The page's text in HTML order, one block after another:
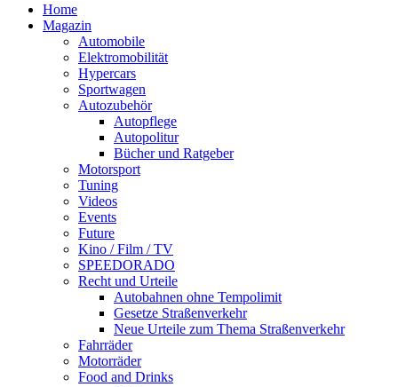
Home
Magazin
Automobile
Elektromobilität
Hypercars
Sportwagen
Autozubehör
Autopflege
Autopolitur
Bücher und Ratgeber
Motorsport
Tuning
Videos
Events
Future
Kino / Film / TV
SPEEDORADO
Recht und Urteile
Autobahnen ohne Tempolimit
Gesetze Straßenverkehr
Neue Urteile zum Thema Straßenverkehr
Fahrräder
Motorräder
Food and Drinks